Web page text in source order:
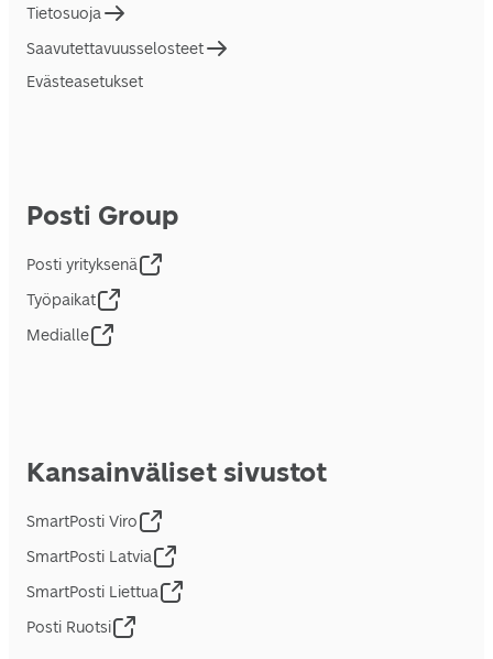
Tietosuoja
Saavutettavuusselosteet
Evästeasetukset
Posti Group
Posti yrityksenä
Työpaikat
Medialle
Kansainväliset sivustot
SmartPosti Viro
SmartPosti Latvia
SmartPosti Liettua
Posti Ruotsi